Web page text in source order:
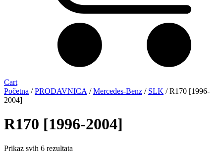
Cart
Početna /PRODAVNICA /Mercedes-Benz / SLK / R170 [1996-
2004]
R170 [1996-2004]
Prikaz svih 6 rezultata